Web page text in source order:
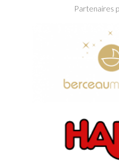
Partenaires